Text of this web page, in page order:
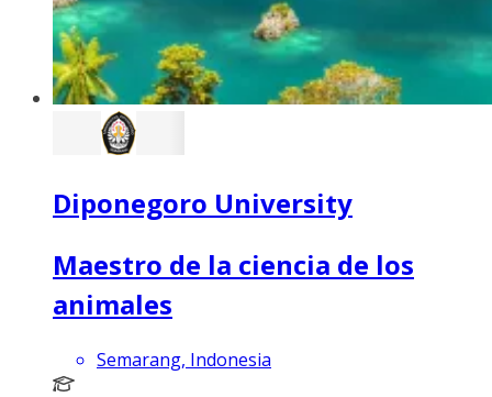
Diponegoro University
Maestro de la ciencia de los
animales
Semarang, Indonesia